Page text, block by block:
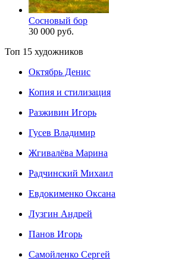
Сосновый бор
30 000 руб.
Топ 15 художников
Октябрь Денис
Копия и стилизация
Разживин Игорь
Гусев Владимир
Жгивалёва Марина
Радчинский Михаил
Евдокименко Оксана
Лузгин Андрей
Панов Игорь
Сaмoйленко Сергей